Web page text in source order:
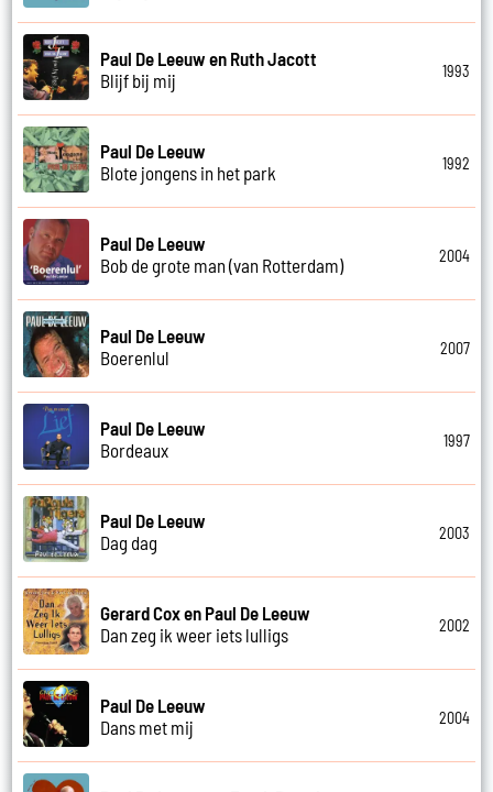
Paul De Leeuw en Ruth Jacott
Blijf bij mij
1993
Paul De Leeuw
Blote jongens in het park
1992
Paul De Leeuw
Bob de grote man (van Rotterdam)
2004
Paul De Leeuw
Boerenlul
2007
Paul De Leeuw
Bordeaux
1997
Paul De Leeuw
Dag dag
2003
Gerard Cox en Paul De Leeuw
Dan zeg ik weer iets lulligs
2002
Paul De Leeuw
Dans met mij
2004